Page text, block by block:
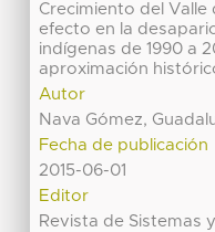
Crecimiento del Valle
efecto en la
indígenas de 1990 a
aproximación
Autor
Nava Gómez,
Fecha de publicación
2015-06-01
Editor
Revista de Sistemas